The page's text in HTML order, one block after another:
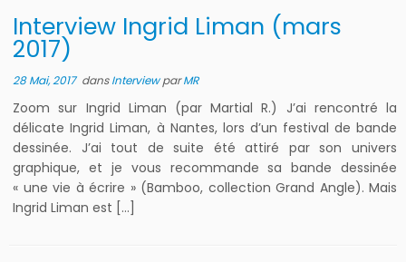
Interview Ingrid Liman (mars
2017)
28 Mai, 2017dansInterviewparMR
Zoom sur Ingrid Liman (par Martial R.) J’ai rencontré la
délicate Ingrid Liman, à Nantes, lors d’un festival de bande
dessinée. J’ai tout de suite été attiré par son univers
graphique, et je vous recommande sa bande dessinée
« une vie à écrire » (Bamboo, collection Grand Angle). Mais
Ingrid Liman est […]